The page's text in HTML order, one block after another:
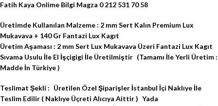
Fatih Kaya Onlime Bilgi Magza 0 212 531 70 58
Üretimde Kullanılan Malzeme : 2 mm Sert Kalın Premium Lux
Mukavava + 140 Gr Fantazi Lux Kagıt
Üretim Aşaması : 2 mm Sert Lux Mukavava Üzeri Fantazi Lux Kagıt
Sıvama Usulu İle El İşçigigi İle Üretilmiştir (Tamamı İle Yerli Üretim :
Madde İn Türkiye )
Teslimat Şekli : Üretilen Özel Şiparişler İstanbul İçi Naklıye İle
Teslim Edilir ( Naklıye Üçreti Alıcıya Aittir ) Yada